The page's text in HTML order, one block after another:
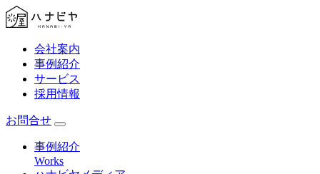
会社案内
事例紹介
サービス
採用情報
お問合せ
事例紹介
Works